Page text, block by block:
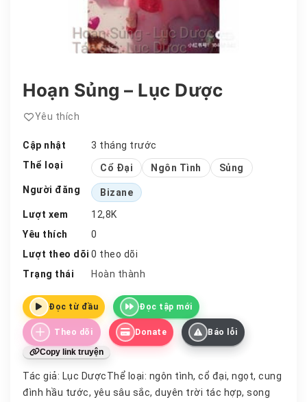
Hoạn Sủng – Lục Dược
Yêu thích
Cập nhật
3 tháng trước
Thể loại
Cổ Đại Ngôn Tình
Sủng
Người đăng
Bizane
Lượt xem
12,8K
Yêu thích
0
Lượt theo dõi 0 theo dõi
Trạng thái
Hoàn thành
Đọc từ đầu Đọc tập mới
Theo dõi Donate Báo lỗi
Copy link truyện
Tác giả: Lục DượcThể loại: ngôn tình, cổ đại, ngọt, cung
đình hầu tước, yêu sâu sắc, duyên trời tác hợp, song